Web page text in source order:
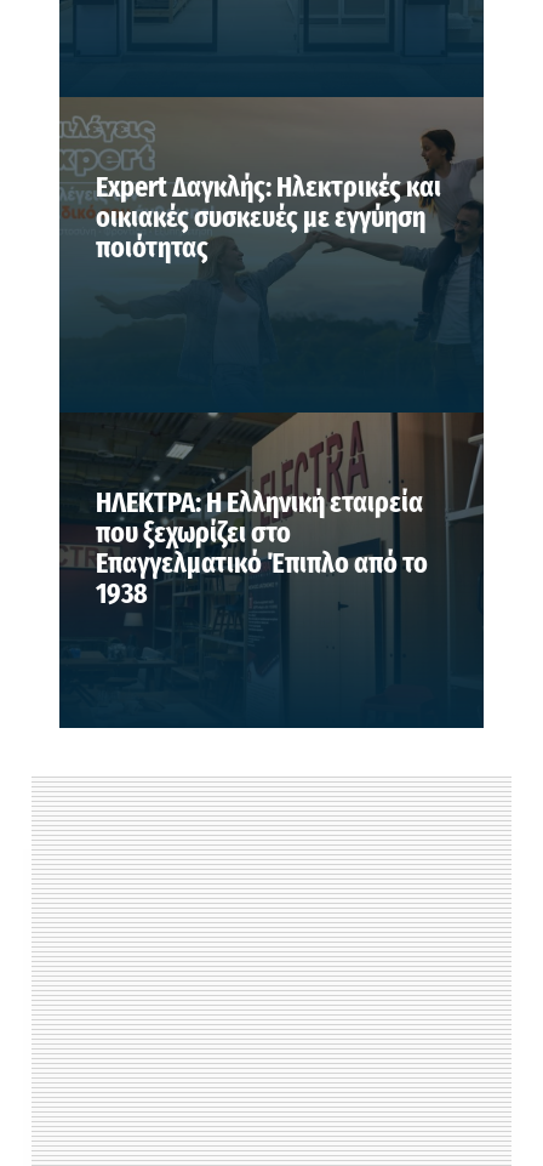
Expert Δαγκλής: Ηλεκτρικές και
οικιακές συσκευές με εγγύηση
ποιότητας
ΗΛΕΚΤΡΑ: Η Ελληνική εταιρεία
που ξεχωρίζει στο
Επαγγελματικό Έπιπλο από το
1938